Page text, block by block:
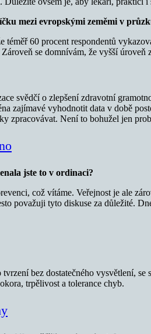
mezi evropskými zeměmi v
60 procent respondentů
se domnívám, že vyšší
svědčí o zlepšení zdravotní
zajímavé vyhodnotit data v době
zpracovávat. Není to bohužel jen
jste to v ordinaci?
což vítáme. Veřejnost je ale
považuji tyto diskuse za důležité.
bez dostatečného vysvětlení,
trpělivost a tolerance chyb.